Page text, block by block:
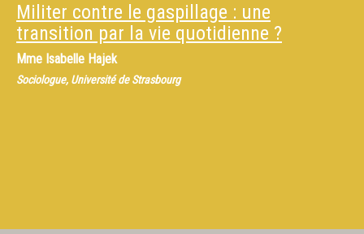
Militer contre le gaspillage : une
transition par la vie quotidienne ?
Mme Isabelle Hajek
Sociologue, Université de Strasbourg